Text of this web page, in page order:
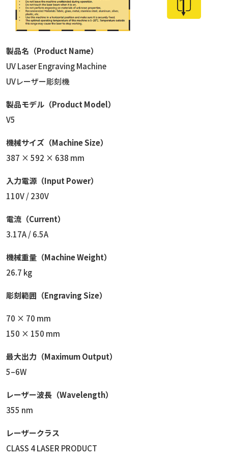
製品名（Product Name）
UV Laser Engraving Machine
UVレーザー彫刻機
製品モデル（Product Model）
V5
機械サイズ（Machine Size）
387 × 592 × 638 mm
入力電源（Input Power）
110V / 230V
電流（Current）
3.17A / 6.5A
機械重量（Machine Weight）
26.7 kg
彫刻範囲（Engraving Size）
70 × 70 mm
150 × 150 mm
最大出力（Maximum Output）
5–6W
レーザー波長（Wavelength）
355 nm
レーザークラス
CLASS 4 LASER PRODUCT